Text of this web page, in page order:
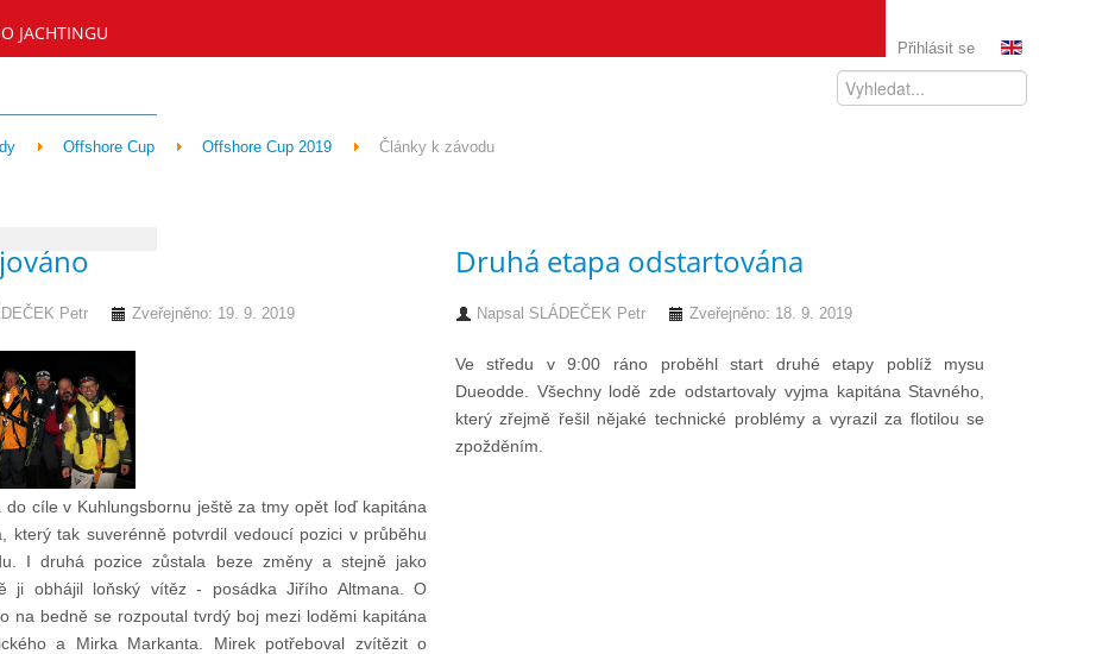
JACHTINGU
Přihlásit se
Offshore Cup Offshore Cup 2019 Články k závodu
Petr Zveřejněno: 19. 9. 2019
do cíle v Kuhlungsbornu ještě za tmy opět loď kapitána
který tak suverénně potvrdil vedoucí pozici v průběhu
I druhá pozice zůstala beze změny a stejně jako
ji obhájil loňský vítěz - posádka Jiřího Altmana. O
na bedně se rozpoutal tvrdý boj mezi loděmi kapitána
a Mirka Markanta. Mirek potřeboval zvítězit o
Druhá etapa odstartována
Napsal SLÁDEČEK Petr Zveřejněno: 18. 9. 2019
Ve středu v 9:00 ráno proběhl start druhé etapy poblíž mysu
Dueodde. Všechny lodě zde odstartovaly vyjma kapitána Stavného,
který zřejmě řešil nějaké technické problémy a vyrazil za flotilou se
zpožděním.